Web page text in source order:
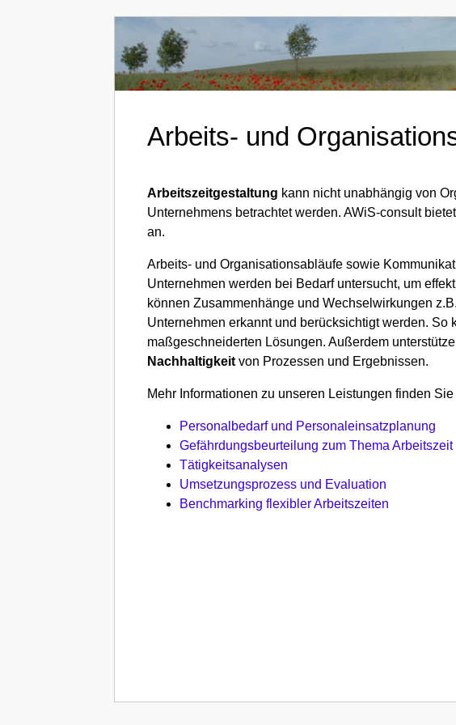
Arbeits- und
Arbeitszeitgestaltung kann nicht unabhängig von
Unternehmens betrachtet werden. AWiS-consult
an.
Arbeits- und Organisationsabläufe sowie
Unternehmen werden bei Bedarf untersucht, um
können Zusammenhänge und Wechselwirkungen
Unternehmen erkannt und berücksichtigt werden. So
maßgeschneiderten Lösungen. Außerdem
Nachhaltigkeit von Prozessen und Ergebnissen.
Mehr Informationen zu unseren Leistungen finden Sie
Personalbedarf und Personaleinsatzplanung
Gefährdungsbeurteilung zum Thema Arbeitszeit
Tätigkeitsanalysen
Umsetzungsprozess und Evaluation
Benchmarking flexibler Arbeitszeiten